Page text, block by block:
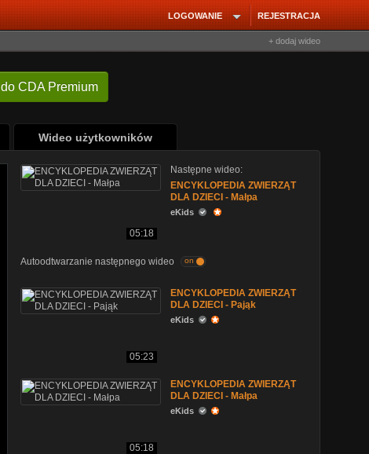
REJESTRACJA
LOGOWANIE
+ dodaj wideo
do CDA Premium
Wideo użytkowników
05:18
Następne wideo:
ENCYKLOPEDIA ZWIERZĄT
DLA DZIECI - Małpa
eKids
Autoodtwarzanie następnego wideo on
05:23
ENCYKLOPEDIA ZWIERZĄT
DLA DZIECI - Pająk
eKids
05:18
ENCYKLOPEDIA ZWIERZĄT
DLA DZIECI - Małpa
eKids